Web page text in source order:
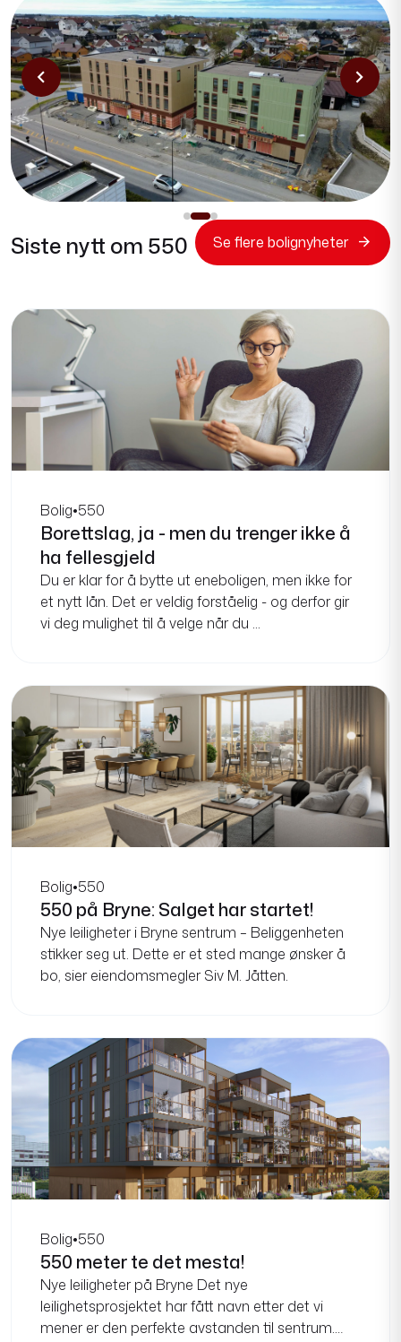
chevron_left chevron_right
Siste nytt om 550 Se flere bolignyheter
Bolig•550
ha fellesgjeld
Du er klar for å bytte ut eneboligen, men ikke for
et nytt lån. Det er veldig forståelig - og derfor gir
vi deg mulighet til å velge når du ...
Bolig•550
Nye leiligheter i Bryne sentrum – Beliggenheten
stikker seg ut. Dette er et sted mange ønsker å
bo, sier eiendomsmegler Siv M. Jåtten.
Bolig • 550
Nye leiligheter på Bryne Det nye
leilighetsprosjektet har fått navn etter det vi
mener er den perfekte avstanden til sentrum.
Innenfor 550 m...